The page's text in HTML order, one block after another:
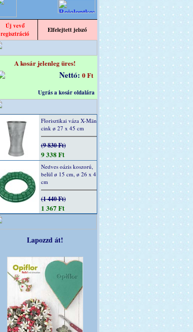
Új vevő
regisztráció
Elfelejtett jelszó
A kosár jelenleg üres!
Nettó: 0 Ft
Ugrás a kosár oldalára
Florisztikai váza X-Män
cink ø 27 x 45 cm
(9 830 Ft)
9 338 Ft
Nedves oázis koszorú,
belül ø 15 cm, ø 26 x 4
cm
(1 440 Ft)
1 367 Ft
Lapozzd át!